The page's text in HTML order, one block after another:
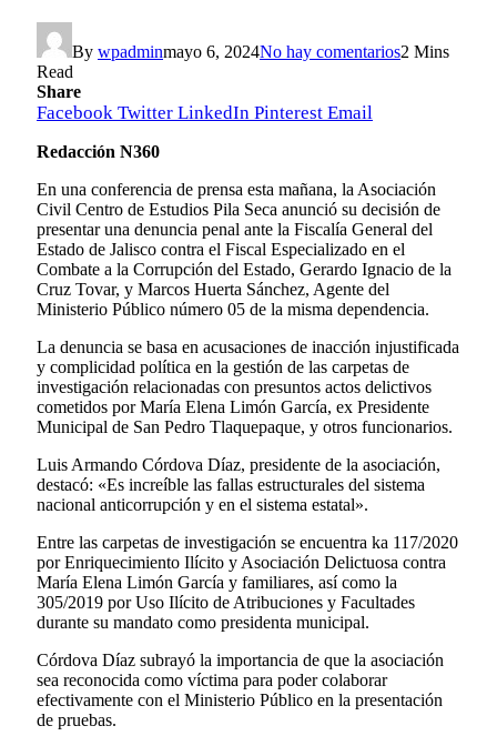
By wpadminmayo 6, 2024No hay comentarios2 Mins
Read
Share
Facebook Twitter LinkedIn Pinterest Email
Redacción N360
En una conferencia de prensa esta mañana, la Asociación
Civil Centro de Estudios Pila Seca anunció su decisión de
presentar una denuncia penal ante la Fiscalía General del
Estado de Jalisco contra el Fiscal Especializado en el
Combate a la Corrupción del Estado, Gerardo Ignacio de la
Cruz Tovar, y Marcos Huerta Sánchez, Agente del
Ministerio Público número 05 de la misma dependencia.
La denuncia se basa en acusaciones de inacción injustificada
y complicidad política en la gestión de las carpetas de
investigación relacionadas con presuntos actos delictivos
cometidos por María Elena Limón García, ex Presidente
Municipal de San Pedro Tlaquepaque, y otros funcionarios.
Luis Armando Córdova Díaz, presidente de la asociación,
destacó: «Es increíble las fallas estructurales del sistema
nacional anticorrupción y en el sistema estatal».
Entre las carpetas de investigación se encuentra ka 117/2020
por Enriquecimiento Ilícito y Asociación Delictuosa contra
María Elena Limón García y familiares, así como la
305/2019 por Uso Ilícito de Atribuciones y Facultades
durante su mandato como presidenta municipal.
Córdova Díaz subrayó la importancia de que la asociación
sea reconocida como víctima para poder colaborar
efectivamente con el Ministerio Público en la presentación
de pruebas.